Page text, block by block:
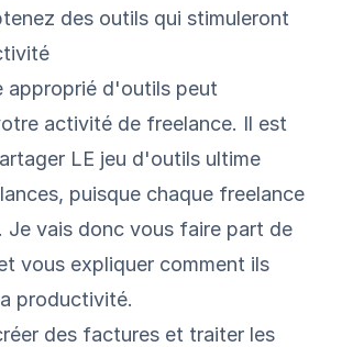
des outils qui stimuleront
approprié d'outils peut
activité de freelance. Il est
LE jeu d'outils ultime
puisque chaque freelance
Je vais donc vous faire part de
vous expliquer comment ils
productivité.
des factures et traiter les